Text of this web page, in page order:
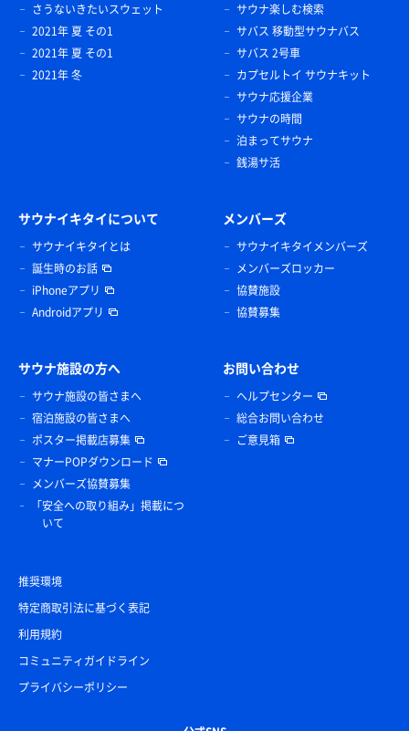
さうないきたいスウェット
2021年 夏 その1
2021年 夏 その1
2021年 冬
サウナ楽しむ検索
サバス 移動型サウナバス
サバス 2号車
カプセルトイ サウナキット
サウナ応援企業
サウナの時間
泊まってサウナ
銭湯サ活
サウナイキタイについて
サウナイキタイとは
誕生時のお話
iPhoneアプリ
Androidアプリ
メンバーズ
サウナイキタイメンバーズ
メンバーズロッカー
協賛施設
協賛募集
サウナ施設の方へ
サウナ施設の皆さまへ
宿泊施設の皆さまへ
ポスター掲載店募集
マナーPOPダウンロード
メンバーズ協賛募集
「安全への取り組み」掲載につ
いて
お問い合わせ
ヘルプセンター
総合お問い合わせ
ご意見箱
推奨環境
特定商取引法に基づく表記
利用規約
コミュニティガイドライン
プライバシーポリシー